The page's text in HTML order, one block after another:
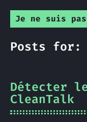
Je ne suis
Posts for:
Détecter
CleanTalk